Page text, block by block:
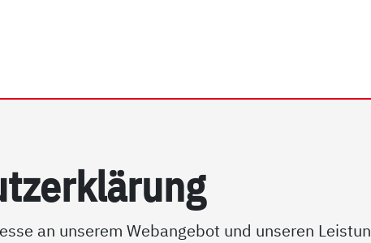
an unserem Webangebot und unseren